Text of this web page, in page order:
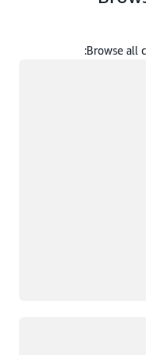
Browse all